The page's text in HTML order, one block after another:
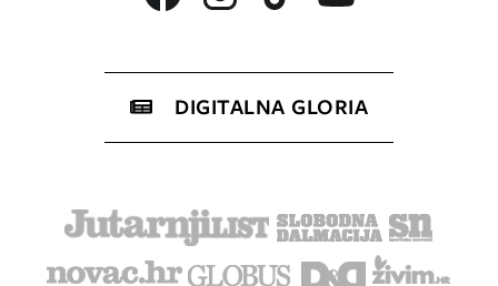
DIGITALNA GLORIA